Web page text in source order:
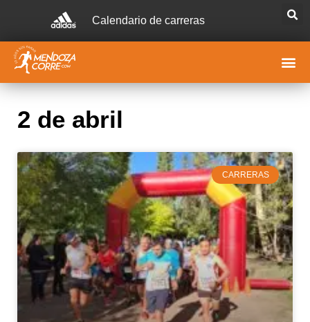
Calendario de carreras
2 de abril
CARRERAS